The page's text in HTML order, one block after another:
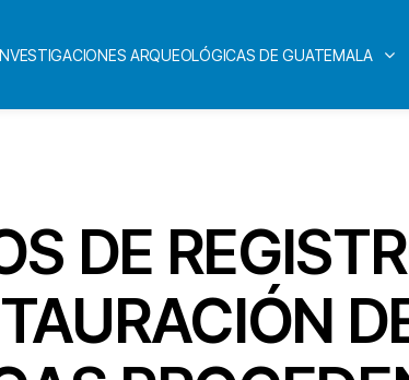
ARQUEOLÓGICAS DE GUATEMALA
DE